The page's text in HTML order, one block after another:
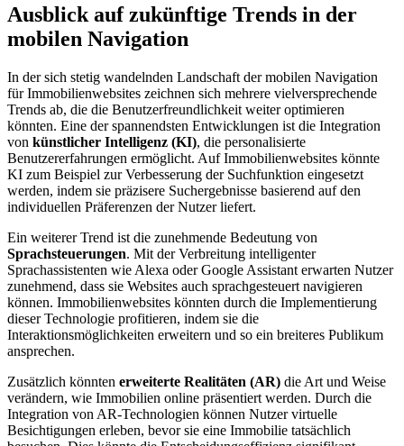
Ausblick auf zukünftige Trends in der
mobilen Navigation
In der sich stetig wandelnden Landschaft der mobilen Navigation
für Immobilienwebsites zeichnen sich mehrere vielversprechende
Trends ab, die die Benutzerfreundlichkeit weiter optimieren
könnten. Eine der spannendsten Entwicklungen ist die Integration
von künstlicher Intelligenz (KI), die personalisierte
Benutzererfahrungen ermöglicht. Auf Immobilienwebsites könnte
KI zum Beispiel zur Verbesserung der Suchfunktion eingesetzt
werden, indem sie präzisere Suchergebnisse basierend auf den
individuellen Präferenzen der Nutzer liefert.
Ein weiterer Trend ist die zunehmende Bedeutung von
Sprachsteuerungen. Mit der Verbreitung intelligenter
Sprachassistenten wie Alexa oder Google Assistant erwarten Nutzer
zunehmend, dass sie Websites auch sprachgesteuert navigieren
können. Immobilienwebsites könnten durch die Implementierung
dieser Technologie profitieren, indem sie die
Interaktionsmöglichkeiten erweitern und so ein breiteres Publikum
ansprechen.
Zusätzlich könnten erweiterte Realitäten (AR) die Art und Weise
verändern, wie Immobilien online präsentiert werden. Durch die
Integration von AR-Technologien können Nutzer virtuelle
Besichtigungen erleben, bevor sie eine Immobilie tatsächlich